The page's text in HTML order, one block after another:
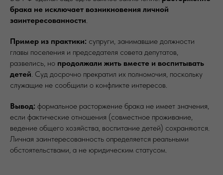
брака не исключает возникновения личной
заинтересованности.
Пример из практики: супруги, занимавшие должности
главы поселения и председателя совета депутатов,
развелись, но продолжали жить вместе и воспитывать
детей. Суд досрочно прекратил их полномочия, поскольку
служащие не сообщили о конфликте интересов.
Вывод: формальное расторжение брака не имеет значения,
если фактические отношения (совместное проживание,
ведение общего хозяйства, воспитание детей) сохраняются.
Личная заинтересованность определяется реальными
обстоятельствами, а не юридическим статусом.